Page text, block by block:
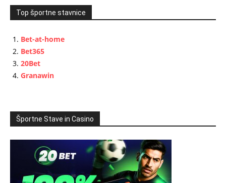
Top športne stavnice
Bet-at-home
Bet365
20Bet
Granawin
Športne Stave in Casino